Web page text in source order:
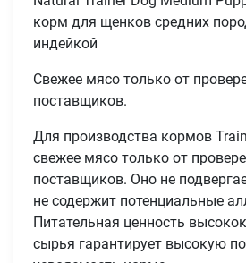
корм для щенков средних
индейкой
Свежее мясо только от
поставщиков.
Для производства кормов
свежее мясо только от
поставщиков. Оно не
не содержит потенциальные
Питательная ценность
сырья гарантирует высокую